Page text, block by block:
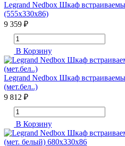
Legrand Nedbox Шкаф
(555x330x86)
9 359 ₽
В Корзину
Legrand Nedbox Шкаф
(мет.бел..)
9 812 ₽
В Корзину